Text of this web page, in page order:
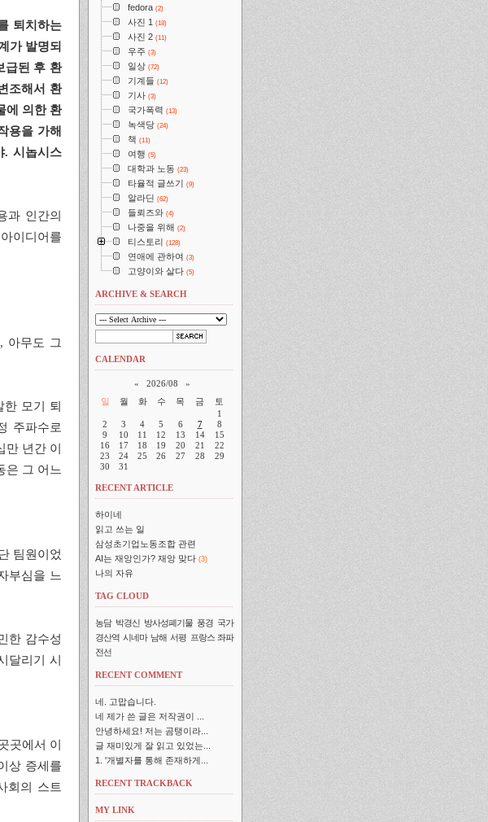
퇴치하는
가 발명되
급된 후 환
조해서 환
에 의한 환
용을 가해
. 시놉시스
과 인간의
이디어를
아무도 그
모기 퇴
주파수로
년간 이
은 그 어느
팀원이었
부심을 느
한 감수성
달리기 시
곳에서 이
상 증세를
회의 스트
fedora (2)
사진 1 (18)
사진 2 (11)
우주 (3)
일상 (72)
기계들 (12)
기사 (3)
국가폭력 (13)
녹색당 (24)
책 (11)
여행 (5)
대학과 노동 (23)
타율적 글쓰기 (9)
알라딘 (62)
들뢰즈와 (4)
나중을 위해 (2)
티스토리 (128)
연애에 관하여 (3)
고양이와 살다 (5)
ARCHIVE & SEARCH
CALENDAR
« 2026/08
»
일
월 화 수 목 금
토
1
2
3 4 5 6 7
8
9
10 11 12 13 14
15
16
17 18 19 20 21
22
23
24 25 26 27 28
29
30
31
RECENT ARTICLE
하이네
읽고 쓰는 일
삼성초기업노동조합 관련
AI는 재앙인가? 재앙 맞다 (3)
나의 자유
TAG CLOUD
농담 박경신 방사성폐기물 풍경 국가
경산역 시네마 남해 서평 프랑스 좌파
전선
RECENT COMMENT
네. 고맙습니다.
네 제가 쓴 글은 저작권이 ...
안녕하세요! 저는 곰탱이라...
글 재미있게 잘 읽고 있었는...
1. '개별자를 통해 존재하게...
RECENT TRACKBACK
MY LINK